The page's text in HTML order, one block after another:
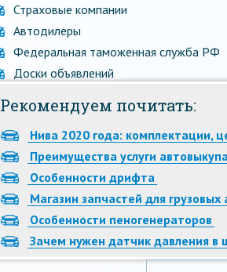
Страховые компании
Автодилеры
Федеральная таможенная служба РФ
Доски объявлений
Рекомендуем почитать:
Нива 2020 года: комплектации,
Преимущества услуги автовыкупа
Особенности дрифта
Магазин запчастей для
Особенности пеногенераторов
Зачем нужен датчик давления в